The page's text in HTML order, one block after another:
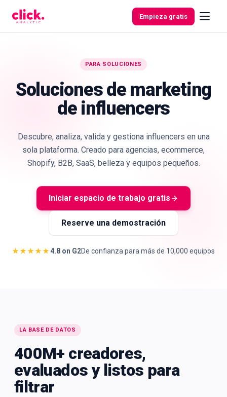
Empieza gratis
Funcionalidades
Herramientas
PARA SOLUCIONES
Soluciones de marketing
de influencers
Descubre, analiza, valida y gestiona influencers en una
sola plataforma. Creado para agencias, ecommerce,
Shopify, B2B, SaaS, belleza y equipos pequeños.
Iniciar espacio de trabajo gratis
Reserve una demostración
★★★★★4.8 on G2De confianza para más de 10,000 equipos
LA BASE DE DATOS
400M+ creadores,
evaluados y listos para
filtrar